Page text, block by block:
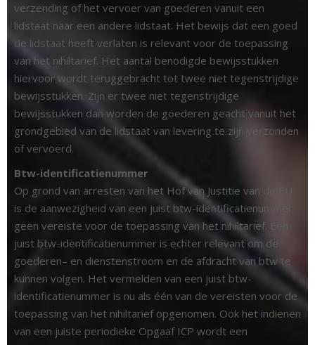
verzending of het vervoer van goederen vanuit een
lidstaat naar een andere lidstaat. Het bewijs dat een goed
de lidstaat heeft verlaten is relevant voor de toepassing
van het nihiltarief. Het aantal benodigde bewijsstukken
hiervoor wordt teruggebracht tot twee niet tegenstrijdige
bewijsstukken. Zijn er twee niet tegenstrijdige
bewijsstukken dan worden de goederen geacht vanuit het
grondgebied van de lidstaat van levering te zijn verzonden
of vervoerd.
Btw-identificatienummer
Op grond van arresten van het Hof van Justitie van de EU
is de aanwezigheid van een juist btw-identificatienummer
geen vereiste voor de toepassing van het nihiltarief. Een
juist btw-identificatienummer is echter relevant om de
goederen– en dienstenstroom en de afdracht van btw te
kunnen volgen. Het vermelden van een juist btw-
identificatienummer is nu als één van de vereisten voor de
toepassing van het nihiltarief opgenomen. Ook het indienen
van een juiste periodieke Opgaaf ICP wordt een